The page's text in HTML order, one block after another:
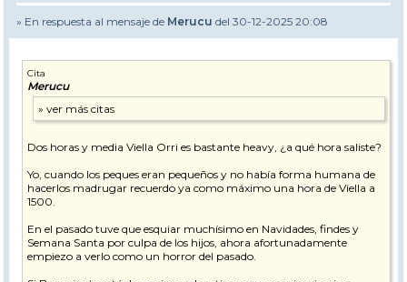
» En respuesta al mensaje de Merucu del 30-12-2025 20:08
Cita
Merucu
Dos horas y media Viella Orri es bastante heavy, ¿a qué hora saliste?
Yo, cuando los peques eran pequeños y no había forma humana de
hacerlos madrugar recuerdo ya como máximo una hora de Viella a
1500.
En el pasado tuve que esquiar muchísimo en Navidades, findes y
Semana Santa por culpa de los hijos, ahora afortunadamente
empiezo a verlo como un horror del pasado.